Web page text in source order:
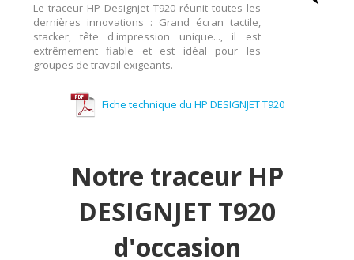
Le traceur HP Designjet T920 réunit toutes les
dernières innovations : Grand écran tactile,
stacker, tête d'impression unique..., il est
extrêmement fiable et est idéal pour les
groupes de travail exigeants.
Fiche technique du HP DESIGNJET T920
Notre traceur HP
DESIGNJET T920
d'occasion